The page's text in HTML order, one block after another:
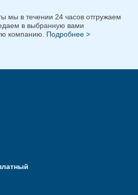
мы в течении 24 часов отгружаем
в выбранную вами
компанию. Подробнее >